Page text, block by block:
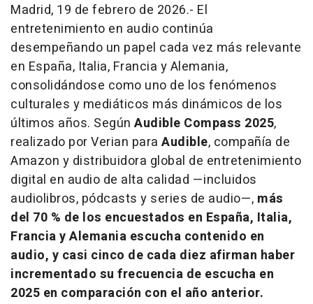
Madrid, 19 de febrero de 2026.- El
entretenimiento en audio continúa
desempeñando un papel cada vez más relevante
en España, Italia, Francia y Alemania,
consolidándose como uno de los fenómenos
culturales y mediáticos más dinámicos de los
últimos años. Según Audible Compass 2025,
realizado por Verian para Audible, compañía de
Amazon y distribuidora global de entretenimiento
digital en audio de alta calidad —incluidos
audiolibros, pódcasts y series de audio—, más
del 70 % de los encuestados en España, Italia,
Francia y Alemania escucha contenido en
audio, y casi cinco de cada diez afirman haber
incrementado su frecuencia de escucha en
2025 en comparación con el año anterior.